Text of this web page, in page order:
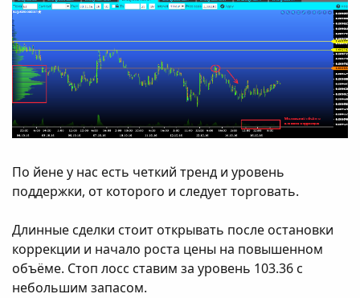
По йене у нас есть четкий тренд и уровень
поддержки, от которого и следует торговать.
Длинные сделки стоит открывать после остановки
коррекции и начало роста цены на повышенном
объёме. Стоп лосс ставим за уровень 103.36 с
небольшим запасом.